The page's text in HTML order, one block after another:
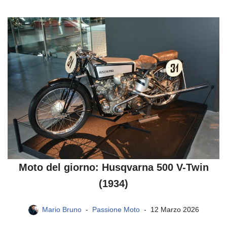
Moto del giorno: Husqvarna 500 V-Twin
(1934)
Mario Bruno Passione Moto 12 Marzo 2026